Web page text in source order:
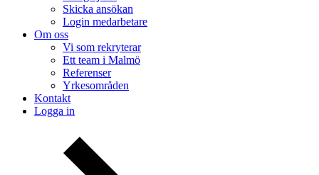
Skicka ansökan
Login medarbetare
Om oss
Vi som rekryterar
Ett team i Malmö
Referenser
Yrkesområden
Kontakt
Logga in